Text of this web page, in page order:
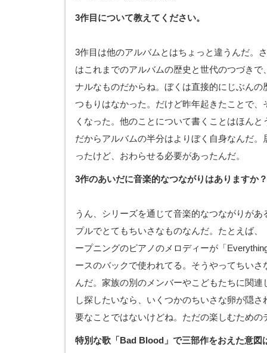
3作目について教えてください。
3作目は他のアルバムとはちょっと違うんだ。
はこれまでのアルバムの歴史と世代のつづき
ナルなものだからね。ぼくは直接的にじぶんの
つもりはなかった。だけど昨年起きたことで、
くなった。他のことについて書くことはほん
だからアルバムの半分はよりぼく自身なんだ
ったけど、おわらせる必要があったんだ。
3作のあいだに音楽的なつながりはありますか？
うん、シリーズを通じて音楽的なつながりが
プルでとてもちいさなものなんだ。たとえば、
ープニングのピアノのメロディーが「
ースのバックで使われてる。そうやってちい
んだ。家族の別のメンバーやこどもたちに関
し探したいなら、いくつかのちいさな卵が隠
要なことではないけどね。ただの楽しむための
特別な歌「Bad Blood」で三部作をおえた意図